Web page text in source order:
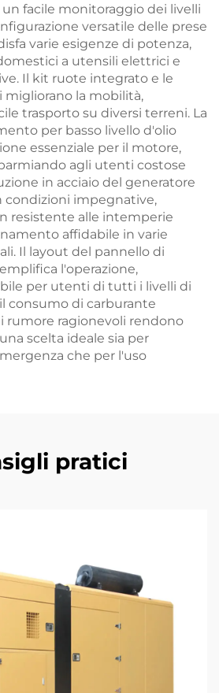
facile monitoraggio dei livelli
versatile delle prese
varie esigenze di potenza,
a utensili elettrici e
Il kit ruote integrato e le
la mobilità,
trasporto su diversi terreni. La
per basso livello d'olio
essenziale per il motore,
agli utenti costose
in acciaio del generatore
condizioni impegnative,
resistente alle intemperie
affidabile in varie
Il layout del pannello di
l'operazione,
per utenti di tutti i livelli di
consumo di carburante
rumore ragionevoli rendono
scelta ideale sia per
che per l'uso
pratici